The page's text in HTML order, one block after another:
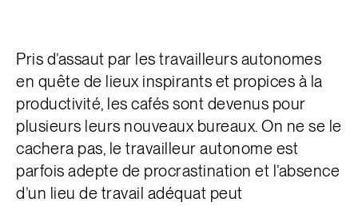
Pris d’assaut par les travailleurs autonomes
en quête de lieux inspirants et propices à la
productivité, les cafés sont devenus pour
plusieurs leurs nouveaux bureaux. On ne se le
cachera pas, le travailleur autonome est
parfois adepte de procrastination et l’absence
d’un lieu de travail adéquat peut